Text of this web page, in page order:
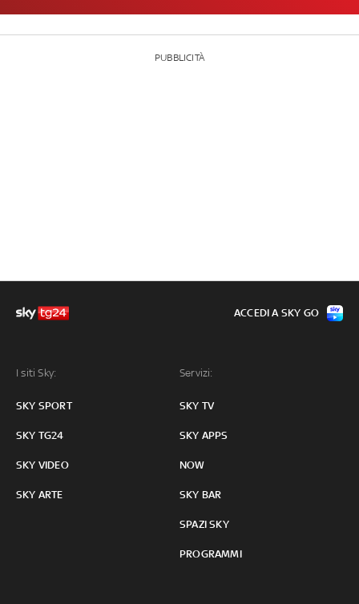
PUBBLICITÀ
I siti Sky:
SKY SPORT
SKY TG24
SKY VIDEO
SKY ARTE
Servizi:
SKY TV
SKY APPS
NOW
SKY BAR
SPAZI SKY
PROGRAMMI
ACCEDI A SKY GO